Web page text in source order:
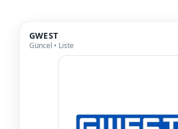
GWEST
Güncel • Liste